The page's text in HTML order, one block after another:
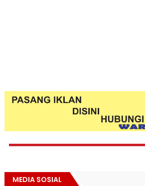
MEDIA SOSIAL